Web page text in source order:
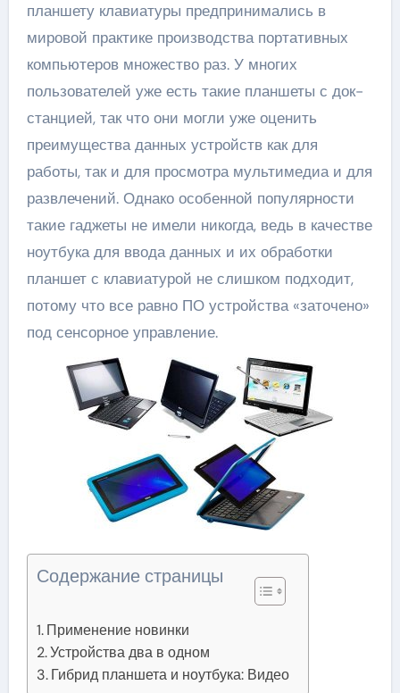
планшету клавиатуры предпринимались в
мировой практике производства портативных
компьютеров множество раз. У многих
пользователей уже есть такие планшеты с док-
станцией, так что они могли уже оценить
преимущества данных устройств как для
работы, так и для просмотра мультимедиа и для
развлечений. Однако особенной популярности
такие гаджеты не имели никогда, ведь в качестве
ноутбука для ввода данных и их обработки
планшет с клавиатурой не слишком подходит,
потому что все равно ПО устройства «заточено»
под сенсорное управление.
Содержание страницы
Применение новинки
Устройства два в одном
Гибрид планшета и ноутбука: Видео